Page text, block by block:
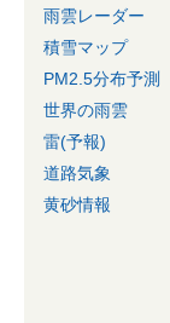
雨雲レーダー
積雪マップ
PM2.5分布予測
世界の雨雲
雷(予報)
道路気象
黄砂情報